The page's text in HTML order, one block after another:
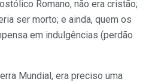
Romano, não era cristão;
ser morto; e ainda, quem os
em indulgências (perdão
Mundial, era preciso uma